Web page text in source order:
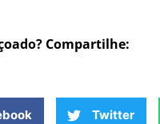
Compartilhe:
Twitter